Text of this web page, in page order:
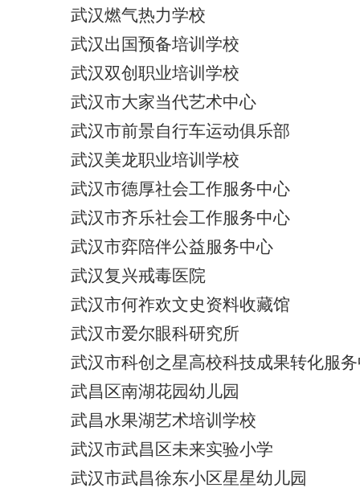
武汉燃气热力学校
武汉出国预备培训学校
武汉双创职业培训学校
武汉市大家当代艺术中心
武汉市前景自行车运动俱乐部
武汉美龙职业培训学校
武汉市德厚社会工作服务中心
武汉市齐乐社会工作服务中心
武汉市弈陪伴公益服务中心
武汉复兴戒毒医院
武汉市何祚欢文史资料收藏馆
武汉市爱尔眼科研究所
武汉市科创之星高校科技成果转化服
武昌区南湖花园幼儿园
武昌水果湖艺术培训学校
武汉市武昌区未来实验小学
武汉市武昌徐东小区星星幼儿园